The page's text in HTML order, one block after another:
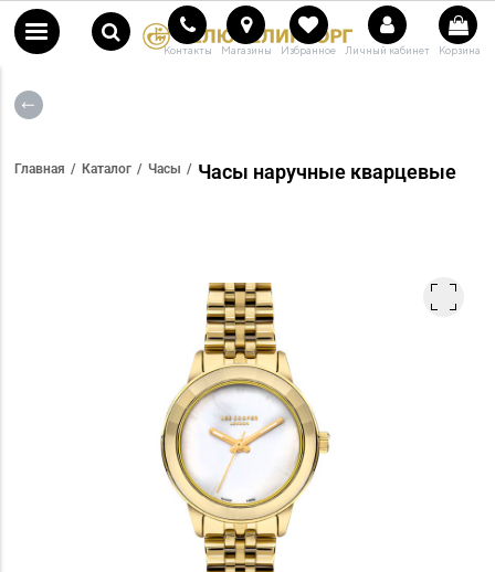
Контакты Магазины Избранное Личный кабинет Корзина
Главная Каталог Часы Часы наручные кварцевые